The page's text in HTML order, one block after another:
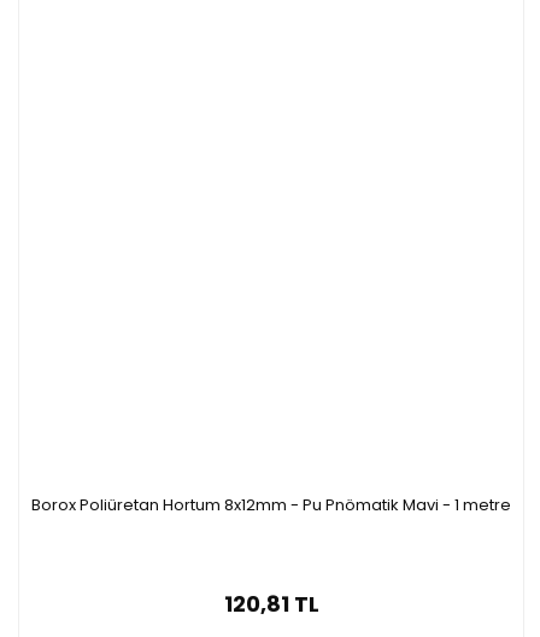
Borox Poliüretan Hortum 8x12mm - Pu Pnömatik Mavi - 1 metre
120,81 TL